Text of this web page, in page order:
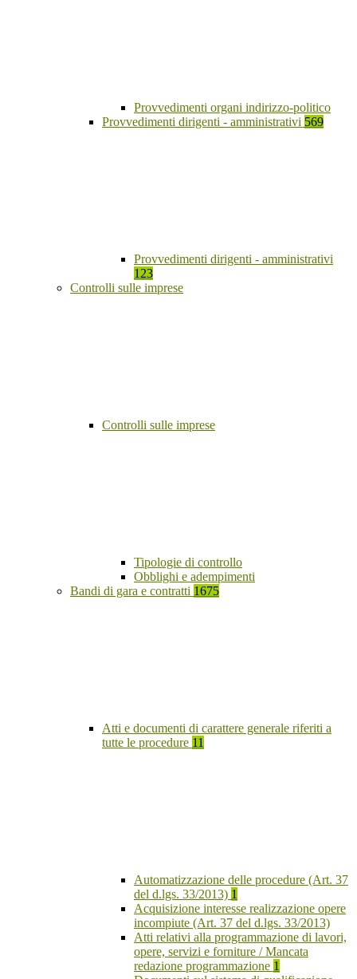
Provvedimenti organi indirizzo-politico
Provvedimenti dirigenti - amministrativi 569
Provvedimenti dirigenti - amministrativi
123
Controlli sulle imprese
Controlli sulle imprese
Tipologie di controllo
Obblighi e adempimenti
Bandi di gara e contratti 1675
Atti e documenti di carattere generale riferiti a
tutte le procedure 11
Automatizzazione delle procedure (Art. 37
del d.lgs. 33/2013) 1
Acquisizione interesse realizzazione opere
incompiute (Art. 37 del d.lgs. 33/2013)
Atti relativi alla programmazione di lavori,
opere, servizi e forniture / Mancata
redazione programmazione 1